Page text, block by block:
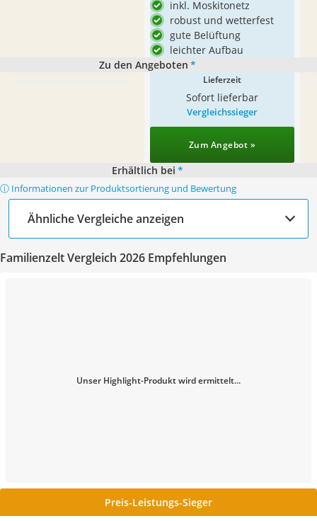
inkl. Moskitonetz
robust und wetterfest
gute Belüftung
leichter Aufbau
Zu den Angeboten *
Lieferzeit
Sofort lieferbar
Vergleichssieger
Zum Angebot »
Erhältlich bei *
ⓘ Informationen zur Produktsortierung und Bewertung
Ähnliche Vergleiche anzeigen
Familienzelt Vergleich 2026 Empfehlungen
Unser Highlight-Produkt wird ermittelt...
Preis-Leistungs-Sieger